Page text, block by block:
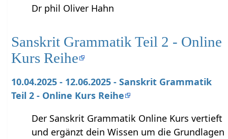
Dr phil Oliver Hahn
Sanskrit Grammatik Teil 2 - Online
Kurs Reihe
10.04.2025 - 12.06.2025 - Sanskrit Grammatik
Teil 2 - Online Kurs Reihe
Der Sanskrit Grammatik Online Kurs vertieft
und ergänzt dein Wissen um die Grundlagen